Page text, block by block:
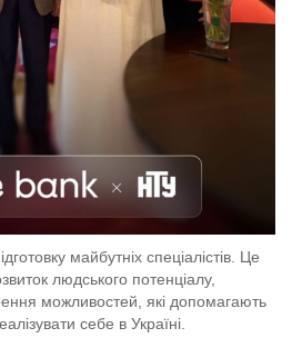
майбутніх спеціалістів. Це
людського потенціалу,
можливостей, які допомагають
себе в Україні.